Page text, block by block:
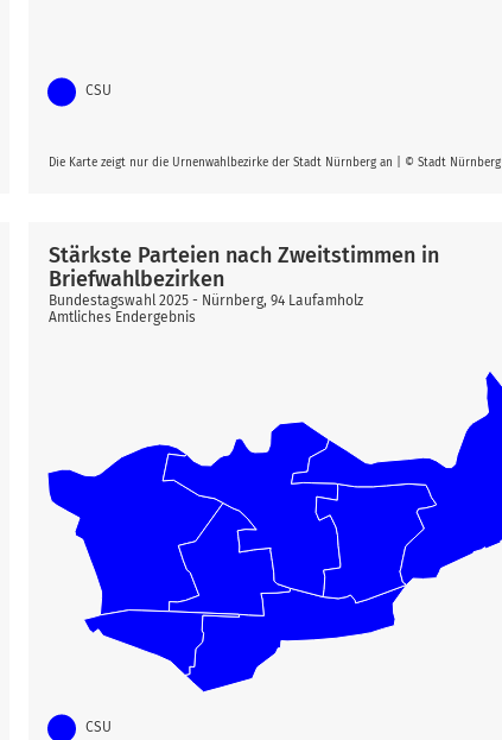
Die Karte zeigt nur die Urnenwahlbezirke der Stadt Nürnberg an | © Stadt Nürnberg
CSU
Stärkste Parteien nach Zweitstimmen in
Briefwahlbezirken
Bundestagswahl 2025 - Nürnberg, 94 Laufamholz
Amtliches Endergebnis
CSU